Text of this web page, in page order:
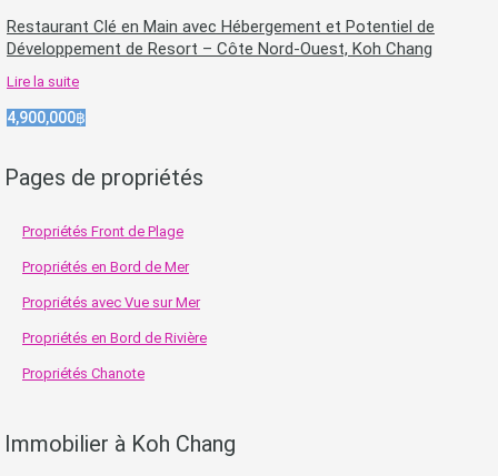
Restaurant Clé en Main avec Hébergement et Potentiel de
Développement de Resort – Côte Nord-Ouest, Koh Chang
Lire la suite
4,900,000฿
Pages de propriétés
Propriétés Front de Plage
Propriétés en Bord de Mer
Propriétés avec Vue sur Mer
Propriétés en Bord de Rivière
Propriétés Chanote
Immobilier à Koh Chang